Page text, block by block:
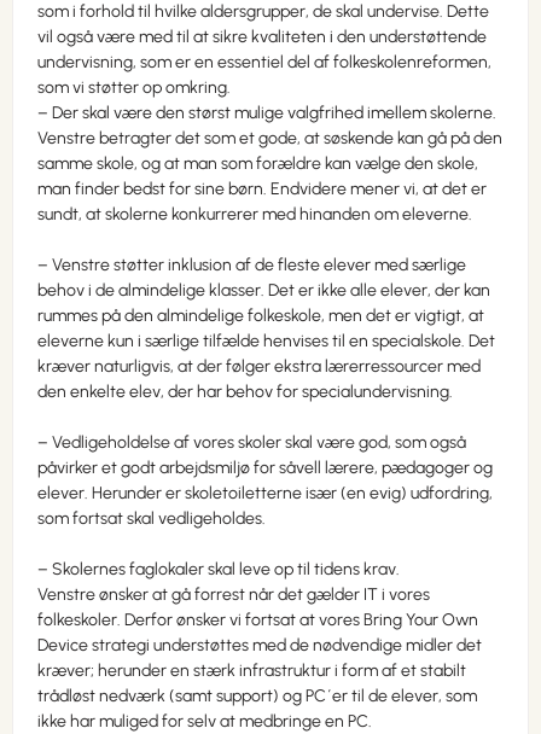
som i forhold til hvilke aldersgrupper, de skal undervise. Dette
vil også være med til at sikre kvaliteten i den understøttende
undervisning, som er en essentiel del af folkeskolenreformen,
som vi støtter op omkring.
– Der skal være den størst mulige valgfrihed imellem skolerne.
Venstre betragter det som et gode, at søskende kan gå på den
samme skole, og at man som forældre kan vælge den skole,
man finder bedst for sine børn. Endvidere mener vi, at det er
sundt, at skolerne konkurrerer med hinanden om eleverne.
– Venstre støtter inklusion af de fleste elever med særlige
behov i de almindelige klasser. Det er ikke alle elever, der kan
rummes på den almindelige folkeskole, men det er vigtigt, at
eleverne kun i særlige tilfælde henvises til en specialskole. Det
kræver naturligvis, at der følger ekstra lærerressourcer med
den enkelte elev, der har behov for specialundervisning.
– Vedligeholdelse af vores skoler skal være god, som også
påvirker et godt arbejdsmiljø for såvell lærere, pædagoger og
elever. Herunder er skoletoiletterne især (en evig) udfordring,
som fortsat skal vedligeholdes.
– Skolernes faglokaler skal leve op til tidens krav.
Venstre ønsker at gå forrest når det gælder IT i vores
folkeskoler. Derfor ønsker vi fortsat at vores Bring Your Own
Device strategi understøttes med de nødvendige midler det
kræver; herunder en stærk infrastruktur i form af et stabilt
trådløst nedværk (samt support) og PC´er til de elever, som
ikke har muliged for selv at medbringe en PC.